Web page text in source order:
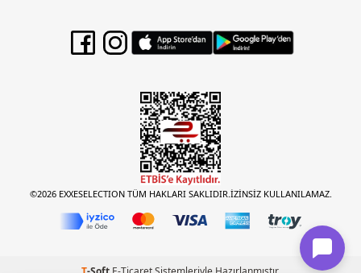
©2026 EXXESELECTION TÜM HAKLARI SAKLIDIR.İZİNSİZ KULLANILAMAZ.